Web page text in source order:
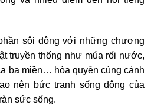
sôi động với những chương
truyền thống như múa rối nước,
ba miền… hòa quyện cùng cảnh
nên bức tranh sống động của
sức sống.